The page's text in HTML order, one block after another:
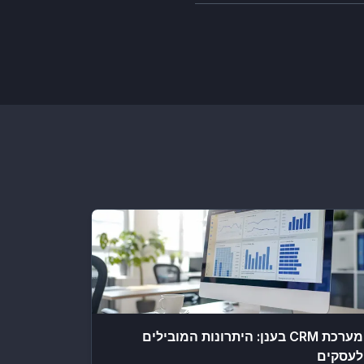
מערכת CRM בענן: היתרונות המובילים
לעסקים